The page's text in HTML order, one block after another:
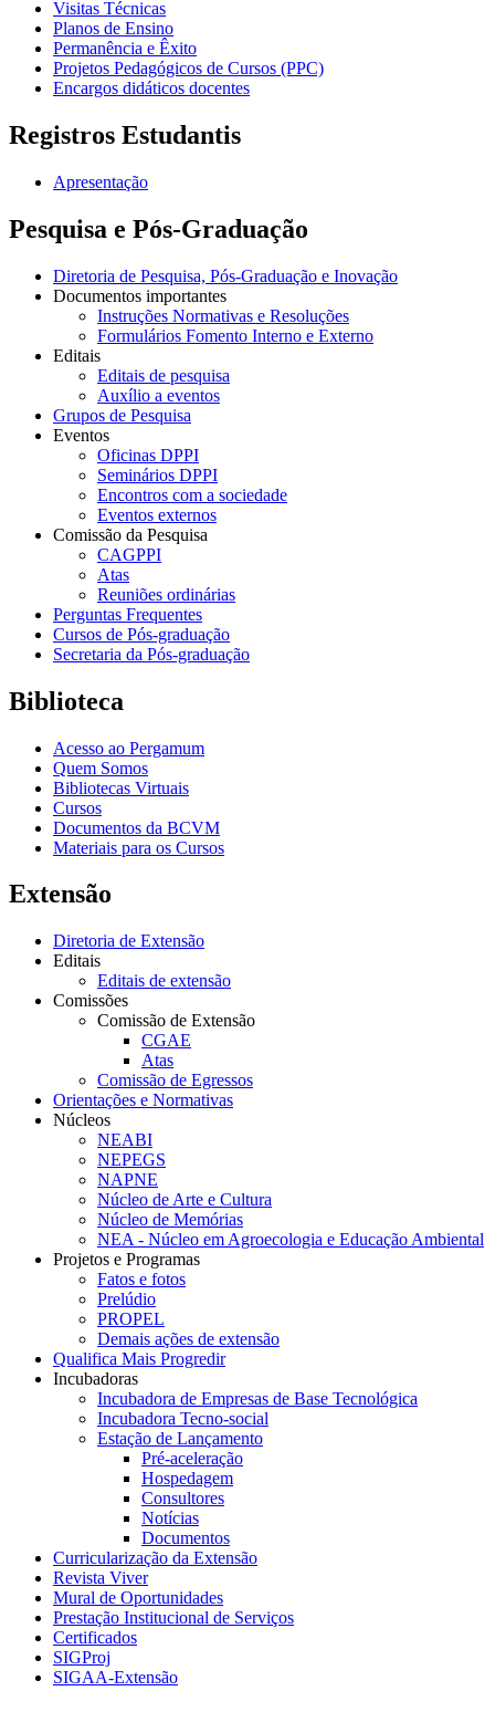
Visitas Técnicas
Planos de Ensino
Permanência e Êxito
Projetos Pedagógicos de Cursos (PPC)
Encargos didáticos docentes
Registros Estudantis
Apresentação
Pesquisa e Pós-Graduação
Diretoria de Pesquisa, Pós-Graduação e Inovação
Documentos importantes
Instruções Normativas e Resoluções
Formulários Fomento Interno e Externo
Editais
Editais de pesquisa
Auxílio a eventos
Grupos de Pesquisa
Eventos
Oficinas DPPI
Seminários DPPI
Encontros com a sociedade
Eventos externos
Comissão da Pesquisa
CAGPPI
Atas
Reuniões ordinárias
Perguntas Frequentes
Cursos de Pós-graduação
Secretaria da Pós-graduação
Biblioteca
Acesso ao Pergamum
Quem Somos
Bibliotecas Virtuais
Cursos
Documentos da BCVM
Materiais para os Cursos
Extensão
Diretoria de Extensão
Editais
Editais de extensão
Comissões
Comissão de Extensão
CGAE
Atas
Comissão de Egressos
Orientações e Normativas
Núcleos
NEABI
NEPEGS
NAPNE
Núcleo de Arte e Cultura
Núcleo de Memórias
NEA - Núcleo em Agroecologia e Educação Ambiental
Projetos e Programas
Fatos e fotos
Prelúdio
PROPEL
Demais ações de extensão
Qualifica Mais Progredir
Incubadoras
Incubadora de Empresas de Base Tecnológica
Incubadora Tecno-social
Estação de Lançamento
Pré-aceleração
Hospedagem
Consultores
Notícias
Documentos
Curricularização da Extensão
Revista Viver
Mural de Oportunidades
Prestação Institucional de Serviços
Certificados
SIGProj
SIGAA-Extensão